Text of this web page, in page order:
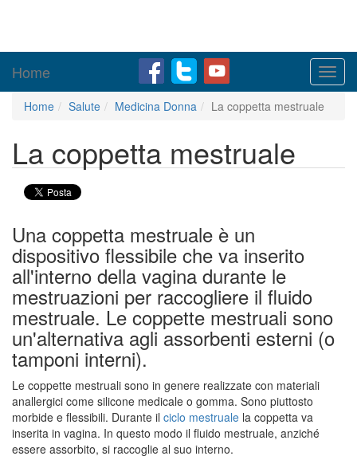
Home
Home Salute Medicina Donna La coppetta mestruale
La coppetta mestruale
Una coppetta mestruale è un
dispositivo flessibile che va inserito
all'interno della vagina durante le
mestruazioni per raccogliere il fluido
mestruale. Le coppette mestruali sono
un'alternativa agli assorbenti esterni (o
tamponi interni).
Le coppette mestruali sono in genere realizzate con materiali
anallergici come silicone medicale o gomma. Sono piuttosto
morbide e flessibili. Durante il ciclo mestruale la coppetta va
inserita in vagina. In questo modo il fluido mestruale, anziché
essere assorbito, si raccoglie al suo interno.